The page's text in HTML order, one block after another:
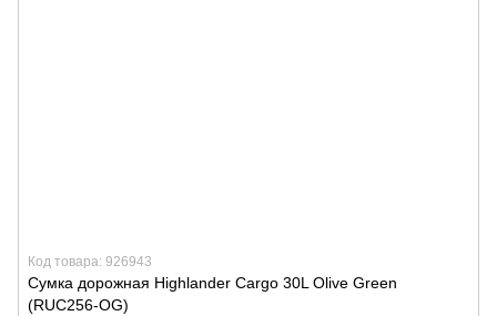
Код товара: 926943
Сумка дорожная Highlander Cargo 30L Olive Green
(RUC256-OG)